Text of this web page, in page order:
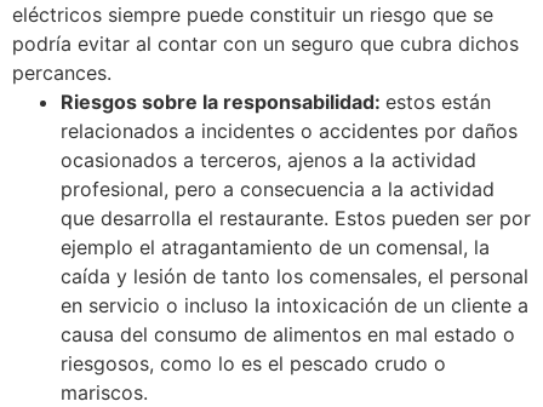
eléctricos siempre puede constituir un riesgo que se
podría evitar al contar con un seguro que cubra dichos
percances.
Riesgos sobre la responsabilidad: estos están
relacionados a incidentes o accidentes por daños
ocasionados a terceros, ajenos a la actividad
profesional, pero a consecuencia a la actividad
que desarrolla el restaurante. Estos pueden ser por
ejemplo el atragantamiento de un comensal, la
caída y lesión de tanto los comensales, el personal
en servicio o incluso la intoxicación de un cliente a
causa del consumo de alimentos en mal estado o
riesgosos, como lo es el pescado crudo o
mariscos.